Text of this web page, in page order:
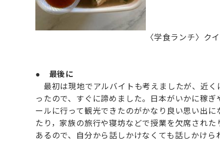
〈学食ランチ〉ク
● 最後に
最初は現地でアルバイトも考えましたが、近
ったので、すぐに諦めました。日本がいかに稼
ールに行って観光できたのがかなり良い思い出
たり，家族の旅行や寝坊などで授業を欠席され
あるので、自分から話しかけなくても話しかけ